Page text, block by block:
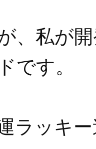
、私が
です。
運ラッキ